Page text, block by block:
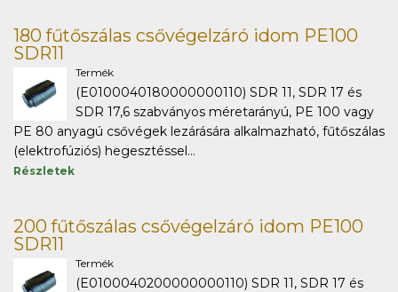
180 fűtőszálas csővégelzáró idom PE100
SDR11
Termék
(E0100040180000000110) SDR 11, SDR 17 és
SDR 17,6 szabványos méretarányú, PE 100 vagy
PE 80 anyagú csővégek lezárására alkalmazható, fűtőszálas
(elektrofúziós) hegesztéssel...
Részletek
200 fűtőszálas csővégelzáró idom PE100
SDR11
Termék
(E0100040200000000110) SDR 11, SDR 17 és